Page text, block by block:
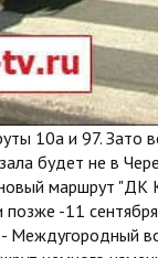
10а и 97. Зато
будет не в
маршрут "ДК
-11
Междугородный